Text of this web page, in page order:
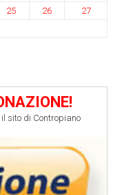
25 26
27
il sito di Contropiano